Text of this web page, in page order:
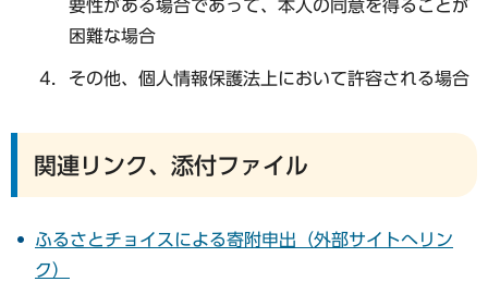
要性がある場合であって、本人の同意を得ることが
困難な場合
その他、個人情報保護法上において許容される場合
関連リンク、添付ファイル
ふるさとチョイスによる寄附申出（外部サイトへリン
ク）